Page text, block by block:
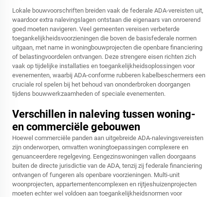
Lokale bouwvoorschriften breiden vaak de federale ADA-vereisten uit,
waardoor extra nalevingslagen ontstaan die eigenaars van onroerend
goed moeten navigeren. Veel gemeenten vereisen verbeterde
toegankelijkheidsvoorzieningen die boven de basisfederale normen
uitgaan, met name in woningbouwprojecten die openbare financiering
of belastingvoordelen ontvangen. Deze strengere eisen richten zich
vaak op tijdelijke installaties en toegankelijkheidsoplossingen voor
evenementen, waarbij ADA-conforme rubberen kabelbeschermers een
cruciale rol spelen bij het behoud van ononderbroken doorgangen
tijdens bouwwerkzaamheden of speciale evenementen.
Verschillen in naleving tussen woning-
en commerciële gebouwen
Hoewel commerciële panden aan uitgebreide ADA-nalevingsvereisten
zijn onderworpen, omvatten woningtoepassingen complexere en
genuanceerdere regelgeving. Eengezinswoningen vallen doorgaans
buiten de directe jurisdictie van de ADA, tenzij zij federale financiering
ontvangen of fungeren als openbare voorzieningen. Multi-unit
woonprojecten, appartementencomplexen en rijtjeshuizenprojecten
moeten echter wel voldoen aan toegankelijkheidsnormen voor